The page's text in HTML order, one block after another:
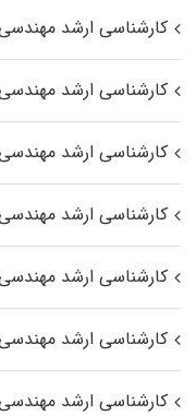
کارشناسی ارشد
کارشناسی ارشد
کارشناسی ارشد
کارشناسی ارشد
کارشناسی ارشد
کارشناسی ارشد مهندسی
کارشناسی ارشد